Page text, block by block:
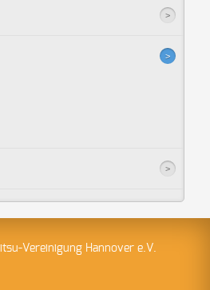
Vereinigung Hannover e.V.